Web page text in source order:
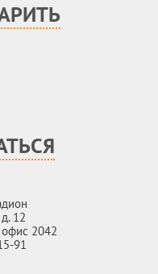
12
2042
91